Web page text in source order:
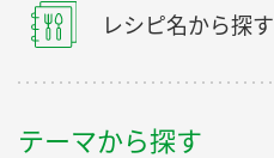
レシピ名から探す
テーマから探す